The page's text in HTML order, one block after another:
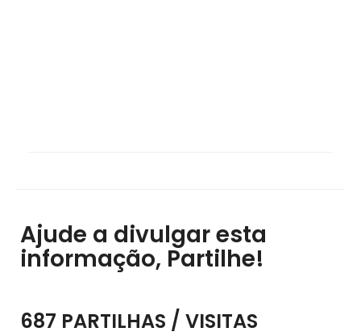
Ajude a divulgar esta
informação, Partilhe!
687 PARTILHAS / VISITAS